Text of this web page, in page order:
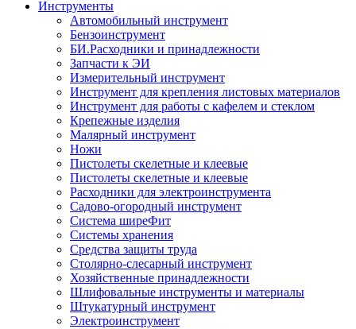
Инструменты
Автомобильный инструмент
Бензоинструмент
БИ.Расходники и принадлежности
Запчасти к ЭИ
Измерительный инструмент
Инструмент для крепления листовых материалов
Инструмент для работы с кафелем и стеклом
Крепежные изделия
Малярный инструмент
Ножи
Пистолеты скелетные и клеевые
Пистолеты скелетные и клеевые
Расходники для электроинструмента
Садово-огородный инструмент
Система ширеФит
Системы хранения
Средства защиты труда
Столярно-слесарный инструмент
Хозяйственные принадлежности
Шлифовальные инструменты и материалы
Штукатурный инструмент
Электроинструмент